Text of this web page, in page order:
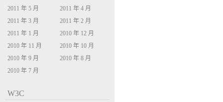
2011 年 5 月
2011 年 4 月
2011 年 3 月
2011 年 2 月
2011 年 1 月
2010 年 12 月
2010 年 11 月
2010 年 10 月
2010 年 9 月
2010 年 8 月
2010 年 7 月
W3C